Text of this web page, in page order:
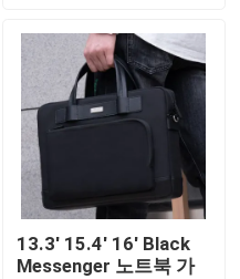
13.3' 15.4' 16' Black
Messenger 노트북 가